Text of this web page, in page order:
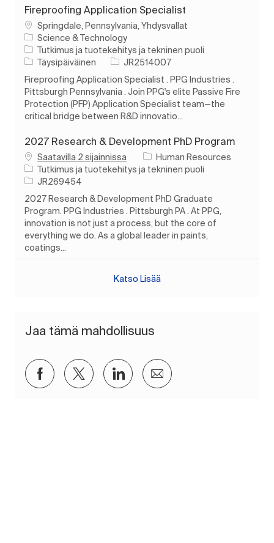
Fireproofing Application Specialist
PaikkaSpringdale, Pennsylvania, Yhdysvallat
Science & Technology
Luokka
Tutkimus ja tuotekehitys ja tekninen puoli
Työn tyyppi
Täysipäiväinen Työn tunnus
JR2514007
Fireproofing Application Specialist . PPG Industries .
Pittsburgh Pennsylvania . Join PPG's elite Passive Fire
Protection (PFP) Application Specialist team—the
critical bridge between R&D innovatio...
2027 Research & Development PhD Program
Saatavilla 2 sijainnissa
Human Resources
Luokka
Tutkimus ja tuotekehitys ja tekninen puoli
Työn tunnus
JR269454
2027 Research & Development PhD Graduate
Program. PPG Industries . Pittsburgh PA . At PPG,
innovation is not just a process, but the core of
everything we do. As a global leader in paints,
coatings...
Katso Lisää
Jaa tämä mahdollisuus
Jaa Facebookin kautta
Jaa Twitterissä
Jaa LinkedInin kautta
Jaa sähköpostitse